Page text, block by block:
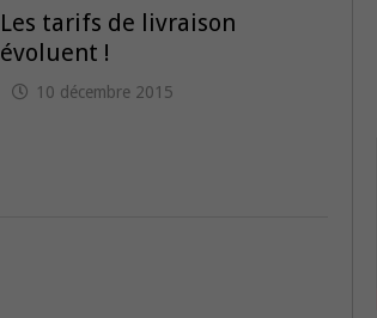
Les tarifs de livraison
évoluent !
10 décembre 2015